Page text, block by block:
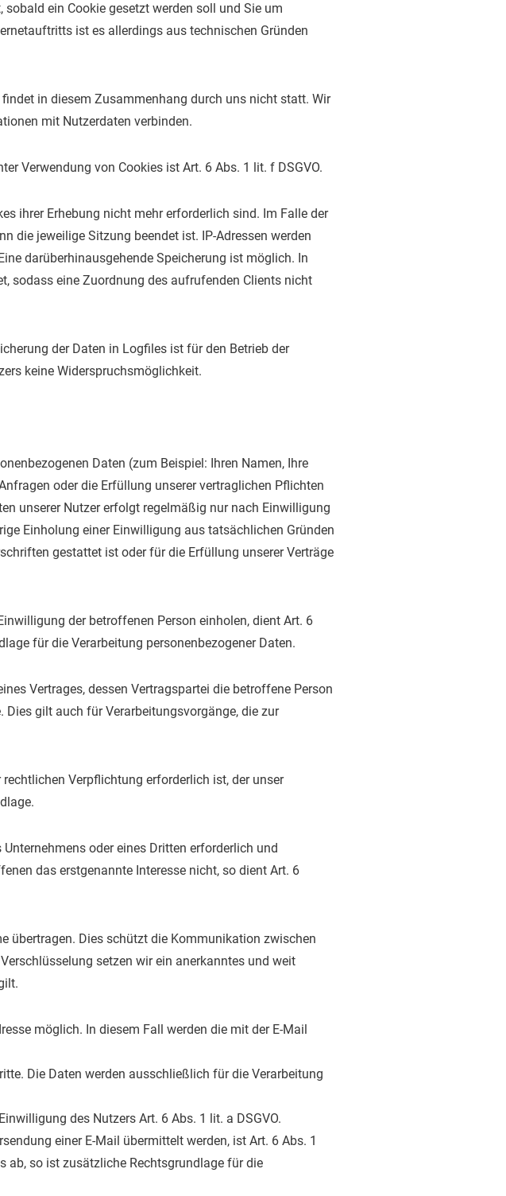
ein Cookie gesetzt werden soll und Sie um
ist es allerdings aus technischen Gründen
in diesem Zusammenhang durch uns nicht statt. Wir
mit Nutzerdaten verbinden.
Verwendung von Cookies ist Art. 6 Abs. 1 lit. f DSGVO.
ihrer Erhebung nicht mehr erforderlich sind. Im Falle der
die jeweilige Sitzung beendet ist. IP-Adressen werden
darüberhinausgehende Speicherung ist möglich. In
sodass eine Zuordnung des aufrufenden Clients nicht
der Daten in Logfiles ist für den Betrieb der
keine Widerspruchsmöglichkeit.
Daten (zum Beispiel: Ihren Namen, Ihre
oder die Erfüllung unserer vertraglichen Pflichten
unserer Nutzer erfolgt regelmäßig nur nach Einwilligung
Einholung einer Einwilligung aus tatsächlichen Gründen
gestattet ist oder für die Erfüllung unserer Verträge
der betroffenen Person einholen, dient Art. 6
für die Verarbeitung personenbezogener Daten.
Vertrages, dessen Vertragspartei die betroffene Person
Dies gilt auch für Verarbeitungsvorgänge, die zur
Verpflichtung erforderlich ist, der unser
oder eines Dritten erforderlich und
das erstgenannte Interesse nicht, so dient Art. 6
übertragen. Dies schützt die Kommunikation zwischen
setzen wir ein anerkanntes und weit
möglich. In diesem Fall werden die mit der E-Mail
Die Daten werden ausschließlich für die Verarbeitung
des Nutzers Art. 6 Abs. 1 lit. a DSGVO.
einer E-Mail übermittelt werden, ist Art. 6 Abs. 1
ab, so ist zusätzliche Rechtsgrundlage für die